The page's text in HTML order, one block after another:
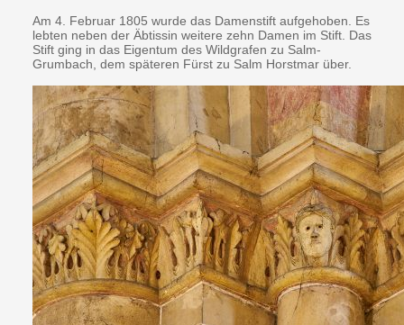
Am 4. Februar 1805 wurde das Damenstift aufgehoben. Es
lebten neben der Äbtissin weitere zehn Damen im Stift. Das
Stift ging in das Eigentum des Wildgrafen zu Salm-
Grumbach, dem späteren Fürst zu Salm Horstmar über.